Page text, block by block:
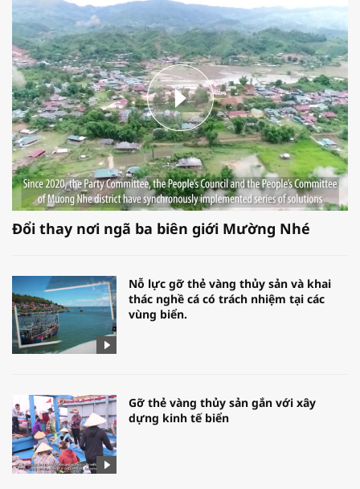
Đổi thay nơi ngã ba biên giới Mường Nhé
Nỗ lực gỡ thẻ vàng thủy sản và khai
thác nghề cá có trách nhiệm tại các
vùng biển.
Gỡ thẻ vàng thủy sản gắn với xây
dựng kinh tế biển